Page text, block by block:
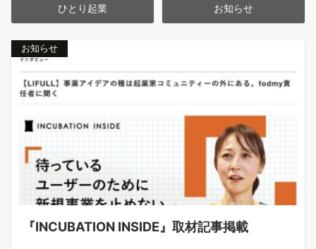
ひとり起業 お知らせ
お知らせ
『INCUBATION INSIDE』取材記事掲載